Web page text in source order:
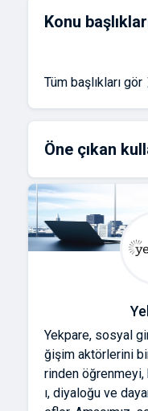
Konu
Tüm başlıkları gör
Öne çıkan
Yekpare, sosyal
ğişim aktörlerini
rinden öğrenmeyi,
ı, diyaloğu ve